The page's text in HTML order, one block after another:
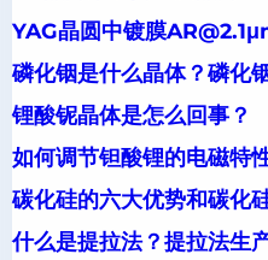
YAG晶圆中镀膜
磷化铟是什么晶体？磷化
锂酸铌晶体是怎么回事？
如何调节钽酸锂的电磁特
碳化硅的六大优势和碳化
什么是提拉法？提拉法生